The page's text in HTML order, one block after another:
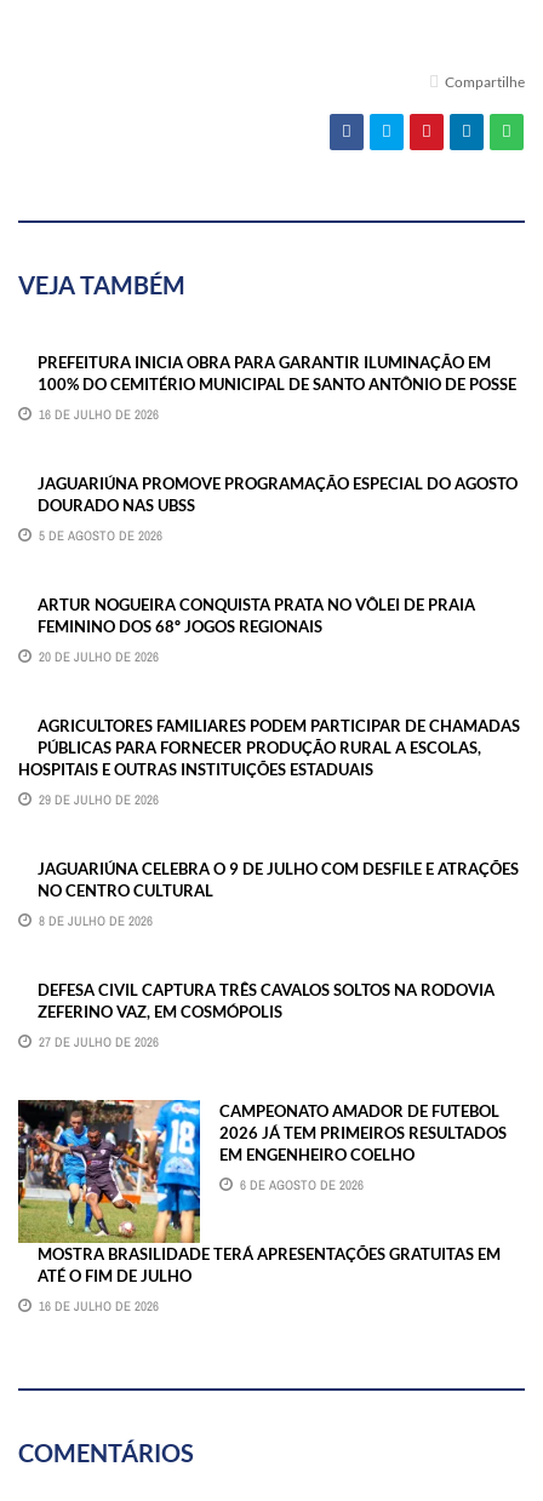
Compartilhe
VEJA TAMBÉM
PREFEITURA INICIA OBRA PARA GARANTIR ILUMINAÇÃO EM
100% DO CEMITÉRIO MUNICIPAL DE SANTO ANTÔNIO DE POSSE
16 DE JULHO DE 2026
JAGUARIÚNA PROMOVE PROGRAMAÇÃO ESPECIAL DO AGOSTO
DOURADO NAS UBSS
5 DE AGOSTO DE 2026
ARTUR NOGUEIRA CONQUISTA PRATA NO VÔLEI DE PRAIA
FEMININO DOS 68º JOGOS REGIONAIS
20 DE JULHO DE 2026
AGRICULTORES FAMILIARES PODEM PARTICIPAR DE CHAMADAS
PÚBLICAS PARA FORNECER PRODUÇÃO RURAL A ESCOLAS,
HOSPITAIS E OUTRAS INSTITUIÇÕES ESTADUAIS
29 DE JULHO DE 2026
JAGUARIÚNA CELEBRA O 9 DE JULHO COM DESFILE E ATRAÇÕES
NO CENTRO CULTURAL
8 DE JULHO DE 2026
DEFESA CIVIL CAPTURA TRÊS CAVALOS SOLTOS NA RODOVIA
ZEFERINO VAZ, EM COSMÓPOLIS
27 DE JULHO DE 2026
CAMPEONATO AMADOR DE FUTEBOL
2026 JÁ TEM PRIMEIROS RESULTADOS
EM ENGENHEIRO COELHO
6 DE AGOSTO DE 2026
MOSTRA BRASILIDADE TERÁ APRESENTAÇÕES GRATUITAS EM
ATÉ O FIM DE JULHO
16 DE JULHO DE 2026
COMENTÁRIOS